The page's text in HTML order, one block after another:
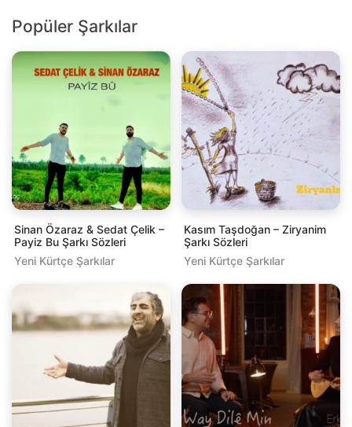
Popüler Şarkılar
Sinan Özaraz & Sedat Çelik –
Payiz Bu Şarkı Sözleri
Yeni Kürtçe Şarkılar
Kasım Taşdoğan – Ziryanim
Şarkı Sözleri
Yeni Kürtçe Şarkılar